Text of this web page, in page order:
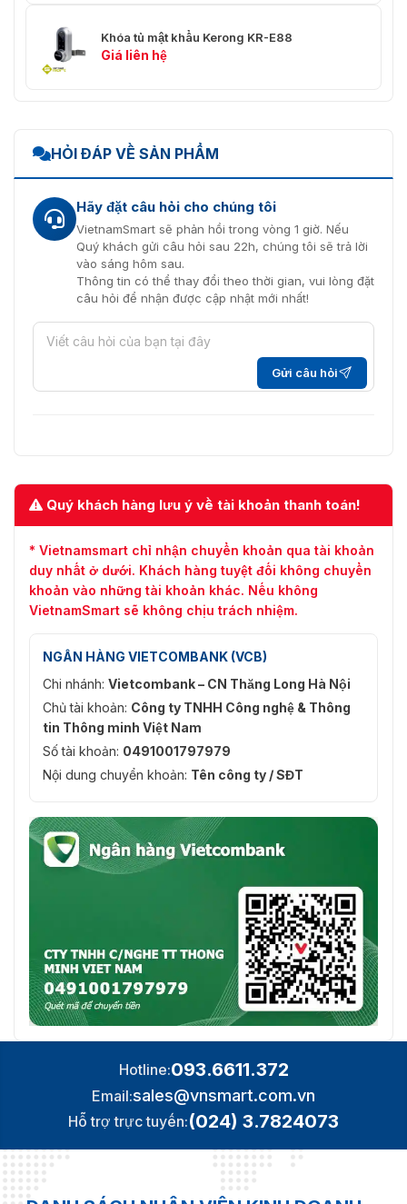
Khóa tủ mật khẩu Kerong KR-E88
Giá liên hệ
HỎI ĐÁP VỀ SẢN PHẨM
Hãy đặt câu hỏi cho chúng tôi
VietnamSmart sẽ phản hồi trong vòng 1 giờ. Nếu
Quý khách gửi câu hỏi sau 22h, chúng tôi sẽ trả lời
vào sáng hôm sau.
Thông tin có thể thay đổi theo thời gian, vui lòng đặt
câu hỏi để nhận được cập nhật mới nhất!
Gửi câu hỏi
Quý khách hàng lưu ý về tài khoản thanh toán!
* Vietnamsmart chỉ nhận chuyển khoản qua tài khoản
duy nhất ở dưới. Khách hàng tuyệt đối không chuyển
khoản vào những tài khoản khác. Nếu không
VietnamSmart sẽ không chịu trách nhiệm.
NGÂN HÀNG VIETCOMBANK (VCB)
Chi nhánh: Vietcombank – CN Thăng Long Hà Nội
Chủ tài khoản: Công ty TNHH Công nghệ & Thông
tin Thông minh Việt Nam
Số tài khoản: 0491001797979
Nội dung chuyển khoản: Tên công ty / SĐT
Hotline:093.6611.372
Email:sales@vnsmart.com.vn
Hỗ trợ trực tuyến:(024) 3.7824073